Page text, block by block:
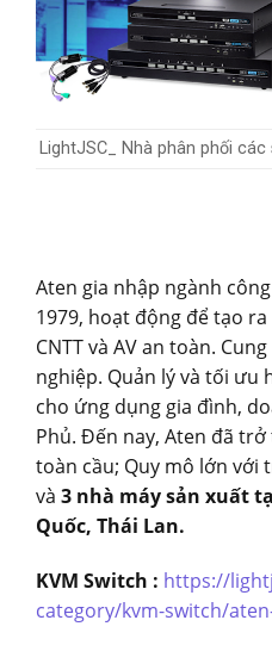
LightJSC_ Nhà phân phối
Aten gia nhập ngành
1979, hoạt động để tạo
CNTT và AV an toàn.
nghiệp. Quản lý và tối ưu
cho ứng dụng gia đình,
Phủ. Đến nay, Aten đã
toàn cầu; Quy mô lớn với
và 3 nhà máy sản xuất
Quốc, Thái Lan.
KVM Switch : https://
category/kvm-switch/